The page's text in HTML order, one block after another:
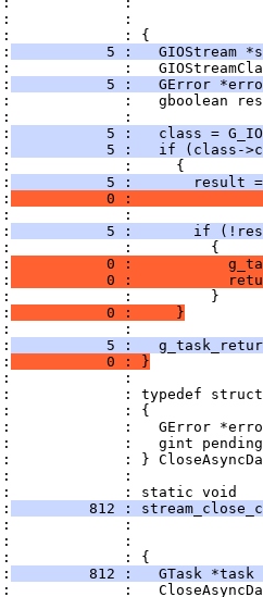
:
: {
5 :   GIOStream
:
5 :   GError
:   gboolean
:
5 :   class =
5 :   if (class-
:     {
5 :       result
0 :
:
5 :       if
:         {
0 :
0 :
:         }
           0 :     }
:
5 :
           0 : }
:
: typedef struct
: {
:   GError
:   gint
: }
:
: static void
812 :
:
:
: {
812 :   GTask *task
: